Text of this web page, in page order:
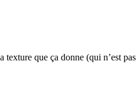
que ça donne (qui n’est